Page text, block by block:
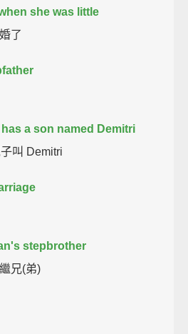
she was little
了
a son named Demitri
叫 Demitri
stepbrother
兄(弟)